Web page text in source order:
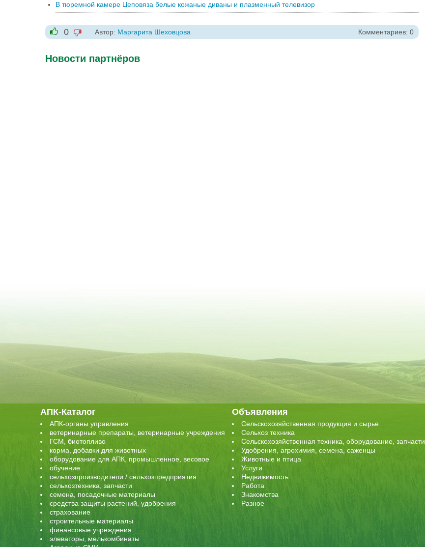
В тюремной камере Цеповяза белые кожаные диваны и плазменный телевизор
+1
0
-1
Автор: Маргарита Шеховцова Комментариев: 0
Новости партнёров
АПК-Каталог
АПК-органы управления
ветеринарные препараты, ветеринарные учреждения
ГСМ, биотопливо
корма, добавки для животных
оборудование для АПК, промышленное, весовое
обучение
сельхозпроизводители / сельхозпредприятия
сельхозтехника, запчасти
семена, посадочные материалы
средства защиты растений, удобрения
страхование
строительные материалы
финансовые учреждения
элеваторы, мелькомбинаты
Объявления
Сельскохозяйственная продукция и сырье
Сельхоз техника
Сельскохозяйственная техника, оборудование, запчасти
Удобрения, агрохимия, семена, саженцы
Животные и птица
Услуги
Недвижимость
Работа
Знакомства
Разное